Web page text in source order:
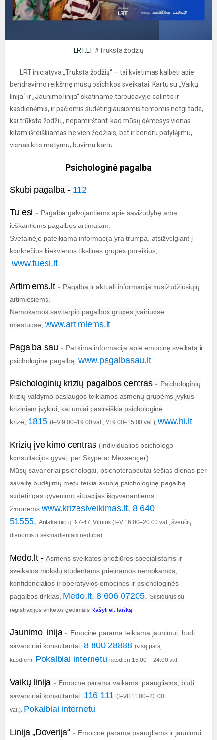
LRT.LT#Trūksta žodžių
LRT iniciatyva „Trūksta žodžių“ – tai kvietimas kalbėti apie
bendravimo reikšmę mūsų psichikos sveikatai. Kartu su „Vaikų
linija“ ir „Jaunimo linija“ skatiname tarpusavyje dalintis ir
kasdienėmis, ir pačiomis sudėtingiausiomis temomis netgi tada,
kai trūksta žodžių, nepamirštant, kad mūsų dėmesys vienas
kitam išreiškiamas ne vien žodžiais, bet ir bendru patylėjimu,
vienas kito matymu, buvimu kartu.
Psichologinė pagalba
Skubi pagalba - 112
Tu esi - Pagalba galvojantiems apie savižudybę arba
ieškantiems pagalbos artimajam.
Svetainėje pateikiama informacija yra trumpa, atsižvelgiant į
konkrečius kiekvienos tikslinės grupės poreikius,
www.tuesi.lt
Artimiems.lt - Pagalba ir aktuali informacija nusižudžiusiųjų
artimiesiems.
Nemokamos savitarpio pagalbos grupės įvairiuose
miestuose, www.artimiems.lt
Pagalba sau - Patikima informacija apie emocinę sveikatą ir
psichologinę pagalbą, www.pagalbasau.lt
Psichologinių krizių pagalbos centras - Psichologinių
krizių valdymo paslaugos teikiamos asmenų grupėms įvykus
kriziniam įvykiui, kai ūmiai pasireiškia psichologinė
krizė, 1815 (I–V 9.00–19.00 val., VI 9.00–15.00 val.), www.hi.lt
Krizių įveikimo centras (individualios psichologo
konsultacijos gyvai, per Skype ar Messenger)
Mūsų savanoriai psichologai, psichoterapeutai šešias dienas per
savaitę budėjimų metu teikia skubią psichologinę pagalbą
sudėtingas gyvenimo situacijas išgyvenantiems
žmonėms www.krizesiveikimas.lt, 8 640
51555, Antakalnio g. 97-47, Vilnius (I–V 16.00–20.00 val., švenčių
dienomis ir sekmadieniais nedirba).
Medo.lt - Asmens sveikatos priežiūros specialistams ir
sveikatos mokslų studentams prieinamos nemokamos,
konfidencialios ir operatyvios emocinės ir psichologinės
pagalbos tinklas, Medo.lt, 8 606 07205. Susidūrus su
registracijos anketos gedimais Rašyti el. laišką
Jaunimo linija - Emocinė parama teikiama jaunimui, budi
savanoriai konsultantai, 8 800 28888 (visą parą
kasdien), Pokalbiai internetu kasdien 15:00 – 24:00 val.
Vaikų linija - Emocinė parama vaikams, paaugliams, budi
savanoriai konsultantai. 116 111 (I–VII 11.00–23.00
val.). Pokalbiai internetu
Linija „Doverija“ - Emocinė parama paaugliams ir jaunimui